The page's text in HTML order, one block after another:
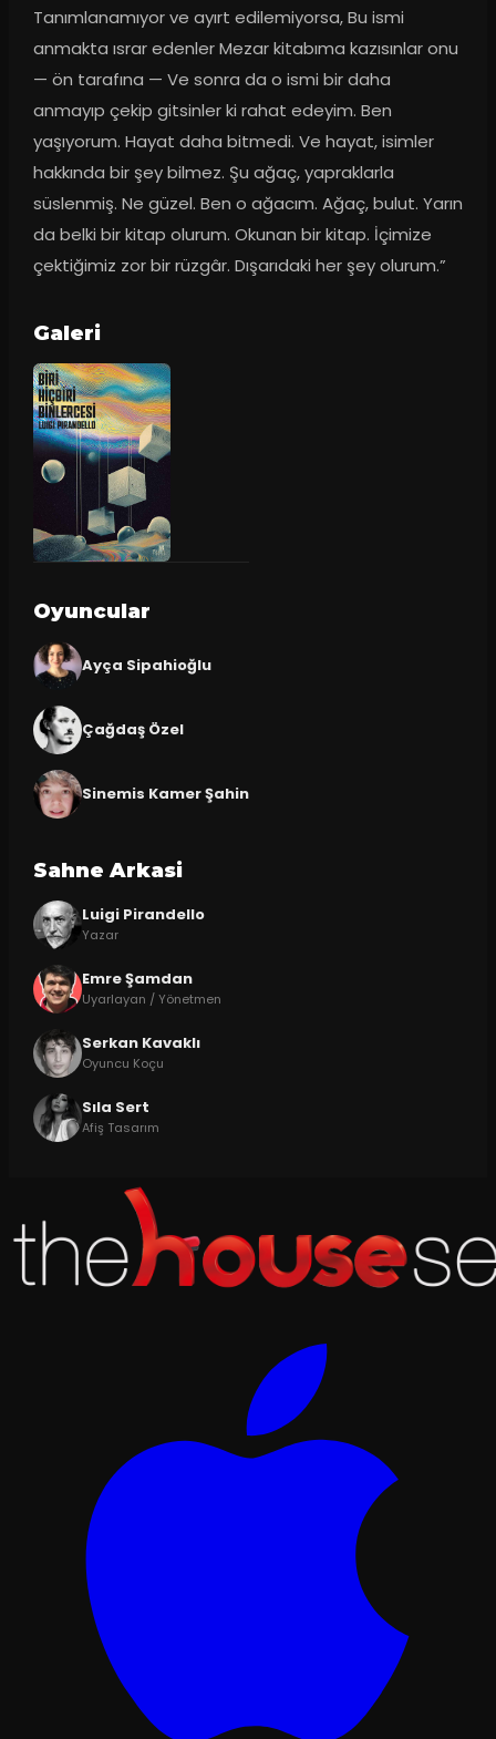
Tanımlanamıyor ve ayırt edilemiyorsa, Bu ismi
anmakta ısrar edenler Mezar kitabıma kazısınlar onu
— ön tarafına — Ve sonra da o ismi bir daha
anmayıp çekip gitsinler ki rahat edeyim. Ben
yaşıyorum. Hayat daha bitmedi. Ve hayat, isimler
hakkında bir şey bilmez. Şu ağaç, yapraklarla
süslenmiş. Ne güzel. Ben o ağacım. Ağaç, bulut. Yarın
da belki bir kitap olurum. Okunan bir kitap. İçimize
çektiğimiz zor bir rüzgâr. Dışarıdaki her şey olurum.”
Galeri
Oyuncular
Ayça Sipahioğlu
Çağdaş Özel
Sinemis Kamer Şahin
Sahne Arkasi
Luigi Pirandello
Yazar
Emre Şamdan
Uyarlayan / Yönetmen
Serkan Kavaklı
Oyuncu Koçu
Sıla Sert
Afiş Tasarım